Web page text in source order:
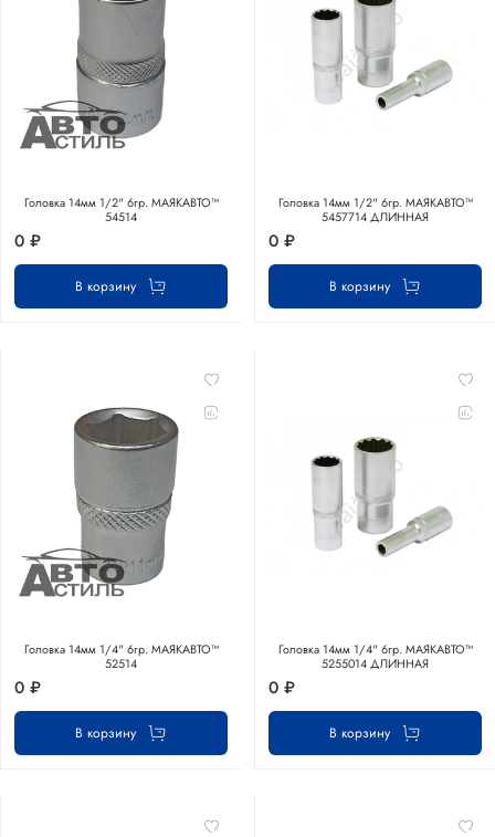
Головка 14мм 1/2" 6гр. МАЯКАВТО™
54514
0 ₽
В корзину
Головка 14мм 1/2" 6гр. МАЯКАВТО™
5457714 ДЛИННАЯ
0 ₽
В корзину
Головка 14мм 1/4" 6гр. МАЯКАВТО™
52514
0 ₽
В корзину
Головка 14мм 1/4" 6гр. МАЯКАВТО™
5255014 ДЛИННАЯ
0 ₽
В корзину